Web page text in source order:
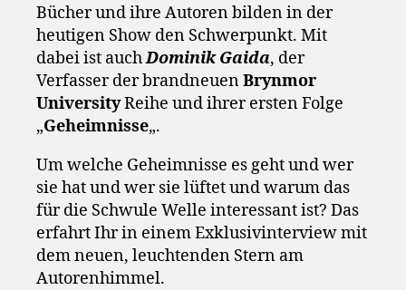
Bücher und ihre Autoren bilden in der
heutigen Show den Schwerpunkt. Mit
dabei ist auchDominik Gaida, der
Verfasser der brandneuenBrynmor
UniversityReihe und ihrer ersten Folge
„Geheimnisse„.
Um welche Geheimnisse es geht und wer
sie hat und wer sie lüftet und warum das
für die Schwule Welle interessant ist? Das
erfahrt Ihr in einem Exklusivinterview mit
dem neuen, leuchtenden Stern am
Autorenhimmel.